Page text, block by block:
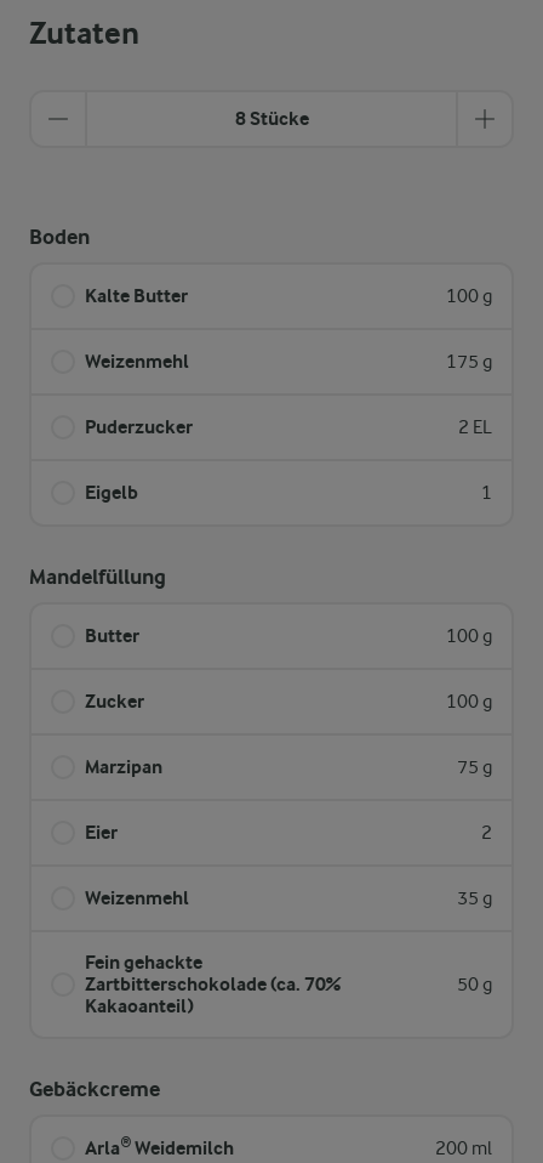
Zutaten
8 Stücke
Boden
Kalte Butter 100 g
Weizenmehl 175 g
Puderzucker 2 EL
Eigelb 1
Mandelfüllung
Butter 100 g
Zucker 100 g
Marzipan 75 g
Eier 2
Weizenmehl 35 g
Fein gehackte
Zartbitterschokolade (ca. 70%
Kakaoanteil)
50 g
Gebäckcreme
Arla® Weidemilch 200 ml